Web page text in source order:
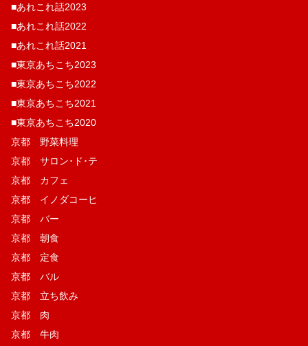
■あれこれ話2023
■あれこれ話2022
■あれこれ話2021
■東京あちこち2023
■東京あちこち2022
■東京あちこち2021
■東京あちこち2020
京都 野菜料理
京都 サロン･ド･テ
京都 カフェ
京都 イノダコーヒ
京都 バー
京都 朝食
京都 定食
京都 バル
京都 立ち飲み
京都 肉
京都 牛肉